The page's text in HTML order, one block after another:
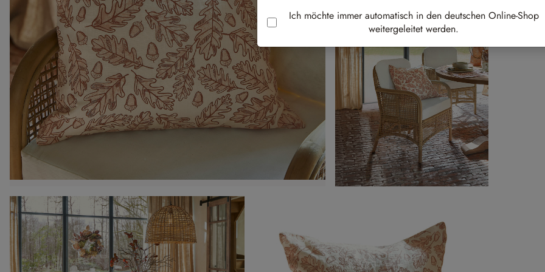
Ich möchte immer automatisch in den deutschen Online-Shop
weitergeleitet werden.